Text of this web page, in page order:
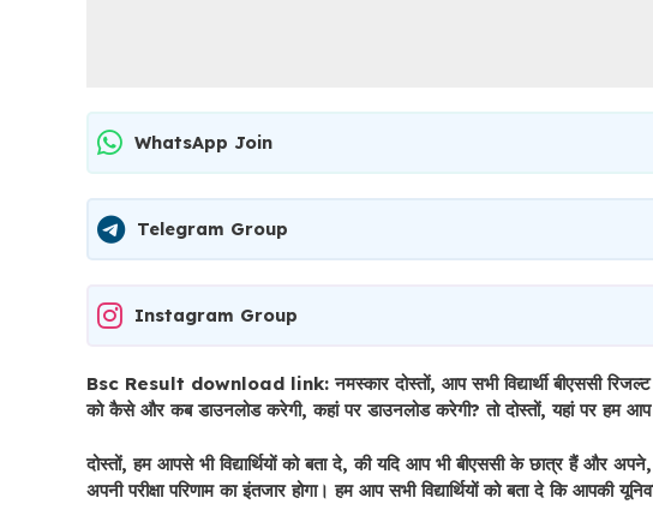
WhatsApp Join
Telegram Group
Instagram Group
Bsc Result download link: नमस्कार दोस्तों, आप सभी विद्यार्थी बीएससी रिजल्ट
को कैसे और कब डाउनलोड करेगी, कहां पर डाउनलोड करेगी? तो दोस्तों, यहां पर हम आप
दोस्तों, हम आपसे भी विद्यार्थियों को बता दे, की यदि आप भी बीएससी के छात्र हैं और अपने,
अपनी परीक्षा परिणाम का इंतजार होगा। हम आप सभी विद्यार्थियों को बता दे कि आपकी